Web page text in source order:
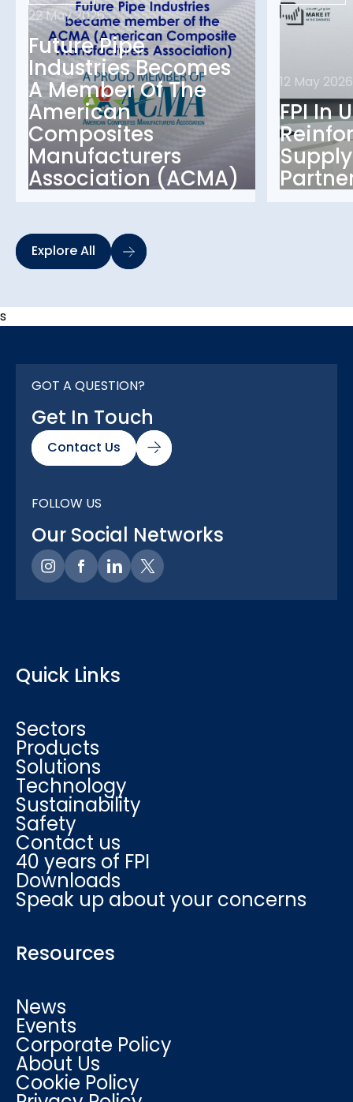
22 May 2026
Future Pipe
Industries Becomes
A Member Of The
American
Composites
Manufacturers
Association (ACMA)
12 May 2026
FPI In
Explore All
s
GOT A QUESTION?
Get In Touch
Contact Us
FOLLOW US
Our Social Networks
Quick Links
Sectors
Products
Solutions
Technology
Sustainability
Safety
Contact us
40 years of FPI
Downloads
Speak up about your concerns
Resources
News
Events
Corporate Policy
About Us
Cookie Policy